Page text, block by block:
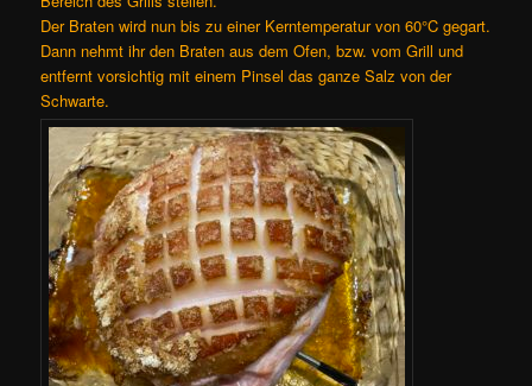
Der Braten wird nun bis zu einer Kerntemperatur von 60°C gegart.
Dann nehmt ihr den Braten aus dem Ofen, bzw. vom Grill und
entfernt vorsichtig mit einem Pinsel das ganze Salz von der
Schwarte.